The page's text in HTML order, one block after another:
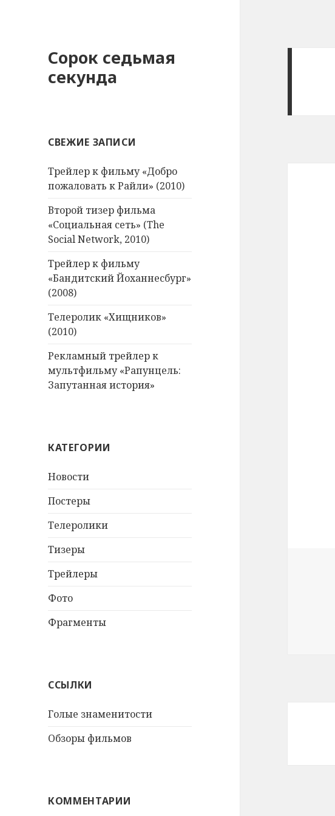
Сорок седьмая
секунда
СВЕЖИЕ ЗАПИСИ
Трейлер к фильму «Добро
пожаловать к Райли» (2010)
Второй тизер фильма
«Социальная сеть» (The
Social Network, 2010)
Трейлер к фильму
«Бандитский Йоханнесбург»
(2008)
Телеролик «Хищников»
(2010)
Рекламный трейлер к
мультфильму «Рапунцель:
Запутанная история»
КАТЕГОРИИ
Новости
Постеры
Телеролики
Тизеры
Трейлеры
Фото
Фрагменты
ССЫЛКИ
Голые знаменитости
Обзоры фильмов
КОММЕНТАРИИ